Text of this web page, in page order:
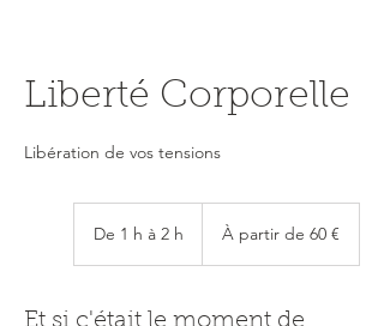
Liberté Corporelle
Libération de vos tensions
De 1 h à 2 h
partir
euros
À partir de 60 €
Et si c'était le moment de